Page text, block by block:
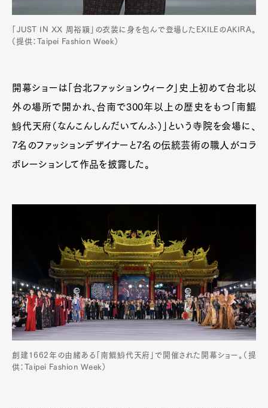
「JUST IN XX 周裕穎」の衣装に身を包んで登場したEXILEのAKIRA。
（提供：Taipei Fashion Week）
開幕ショーは「台北ファッションウィーク」史上初めて台北以
外の場所で開かれ、台南で300年以上の歴史をもつ「南鯤
鯓代天府（なんこんしんだいてんふ）」という寺院を会場に、
7名のファッションデザイナーと7名の伝統芸術の職人がコラ
ボレーションして作品を披露した。
創建1662年の由緒ある「南鯤鯓代天府」で開催された開幕ショー。（提
供：Taipei Fashion Week）